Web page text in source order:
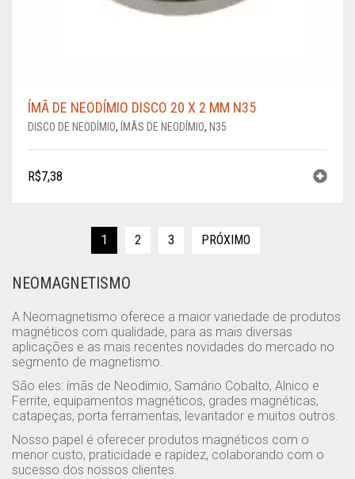
ÍMÃ DE NEODÍMIO DISCO 20 X 2 MM N35
DISCO DE NEODÍMIO, ÍMÃS DE NEODÍMIO, N35
R$7,38
1 2 3 PRÓXIMO
NEOMAGNETISMO
A Neomagnetismo oferece a maior variedade de produtos
magnéticos com qualidade, para as mais diversas
aplicações e as mais recentes novidades do mercado no
segmento de magnetismo.
São eles: ímãs de Neodímio, Samário Cobalto, Alnico e
Ferrite, equipamentos magnéticos, grades magnéticas,
catapeças, porta ferramentas, levantador e muitos outros.
Nosso papel é oferecer produtos magnéticos com o
menor custo, praticidade e rapidez, colaborando com o
sucesso dos nossos clientes.